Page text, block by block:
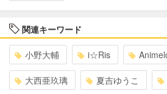
関連キーワード
小野大輔 i☆Ris
大西亜玖璃 夏吉ゆうこ